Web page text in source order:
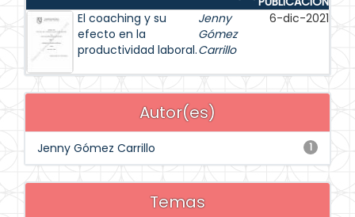
El coaching y su
efecto en la
productividad laboral.
Jenny
Gómez
Carrillo
6-dic-2021
Autor(es)
1
Jenny Gómez Carrillo
Temas